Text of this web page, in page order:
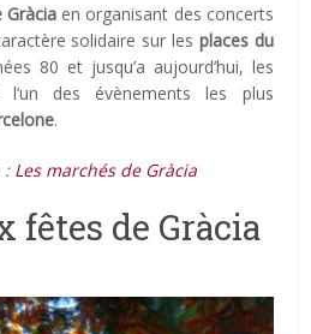
Gràcia en organisant des concerts
solidaire sur les places du
80 et jusqu’a aujourd’hui, les
des évènements les plus
.
: Les marchés de Gràcia
fêtes de Gràcia